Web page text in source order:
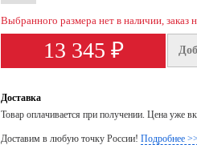
Выбранного размера нет в наличии, заказ
13 345 ₽
Доставка
Товар оплачивается при получении. Цена уже
Доставим в любую точку России! Подробнее >>